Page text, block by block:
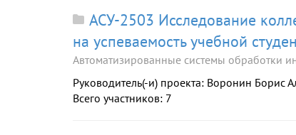
АСУ-2503 Исследование
на успеваемость учебной
Автоматизированные системы обработки
Руководитель(-и) проекта: Воронин Борис
Всего участников: 7